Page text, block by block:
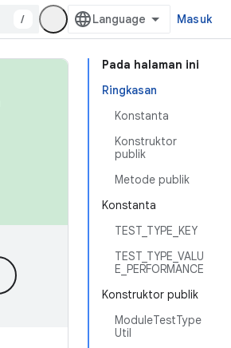
/ Masuk
Pada halaman ini
Ringkasan
Konstanta
Konstruktor
publik
Metode publik
Konstanta
TEST_TYPE_KEY
TEST_TYPE_VALU
E_PERFORMANCE
Konstruktor publik
ModuleTestType
Util